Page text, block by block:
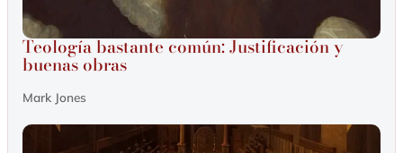
Teología bastante común: Justificación y
buenas obras
Mark Jones